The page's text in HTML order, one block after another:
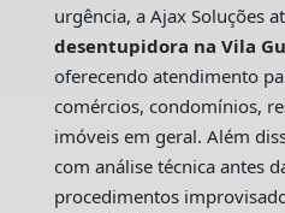
urgência, a Ajax Soluções
desentupidora na Vila
oferecendo atendimento
comércios, condomínios,
imóveis em geral. Além
com análise técnica antes
procedimentos